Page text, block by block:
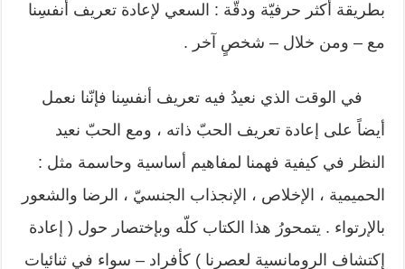
بطريقة أكثر حرفيّة ودقّة : السعي لإعادة تعريف أنفسِنا
مع – ومن خلال – شخصٍ آخر .
في الوقت الذي نعيدُ فيه تعريف أنفسِنا فإنّنا نعمل
أيضاً على إعادة تعريف الحبّ ذاته ، ومع الحبّ نعيد
النظر في كيفية فهمنا لمفاهيم أساسية وحاسمة مثل :
الحميمية ، الإخلاص ، الإنجذاب الجنسيّ ، الرضا والشعور
بالإرتواء . يتمحورُ هذا الكتاب كلّه وبإختصار حول ( إعادة
إكتشاف الرومانسية لعصرنا ) كأفراد – سواء في ثنائيات